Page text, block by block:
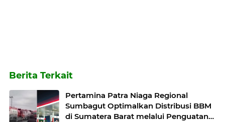
Berita Terkait
Pertamina Patra Niaga Regional
Sumbagut Optimalkan Distribusi BBM
di Sumatera Barat melalui Penguatan